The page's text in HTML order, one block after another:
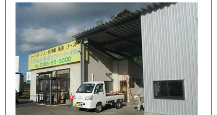
店舗写真2